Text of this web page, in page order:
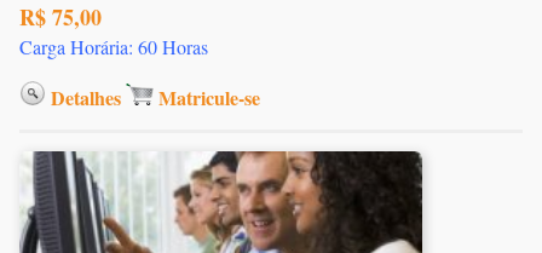
R$ 75,00
Carga Horária: 60 Horas
Detalhes Matricule-se